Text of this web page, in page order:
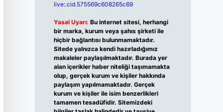
live:.cid.575569c608265c69
Yasal Uyarı: Bu internet sitesi, herhangi
bir marka, kurum veya şahıs şirketi ile
hiçbir bağlantısı bulunmamaktadır.
Sitede yalnızca kendi hazırladığımız
makaleler paylaşılmaktadır. Burada yer
alan içerikler haber niteliği taşımamakta
olup, gerçek kurum ve kişiler hakkında
paylaşım yapılmamaktadır. Gerçek
kurum ve kişiler ile isim benzerlikleri
tamamen tesadüfidir. Sitemizdeki